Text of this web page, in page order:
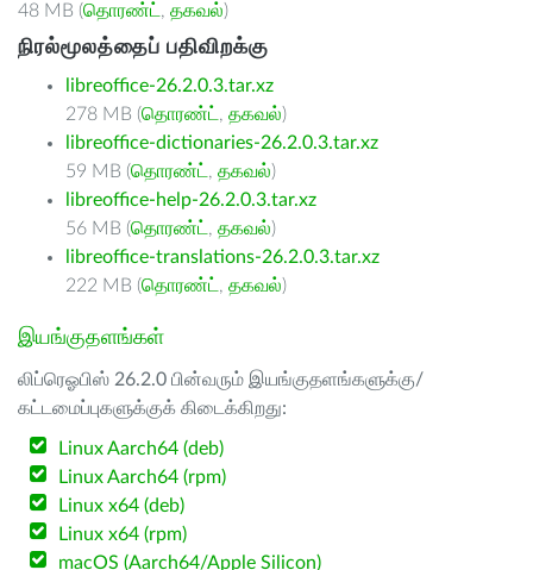
48 MB (தொரண்ட் , தகவல்)
நிரல்மூலத்தைப் பதிவிறக்கு
libreoffice-26.2.0.3.tar.xz
278 MB (தொரண்ட் , தகவல்)
libreoffice-dictionaries-26.2.0.3.tar.xz
59 MB (தொரண்ட் , தகவல்)
libreoffice-help-26.2.0.3.tar.xz
56 MB (தொரண்ட் , தகவல்)
libreoffice-translations-26.2.0.3.tar.xz
222 MB (தொரண்ட் , தகவல்)
இயங்குதளங்கள்
லிப்ரெஓபிஸ் 26.2.0 பின்வரும் இயங்குதளங்களுக்கு/
கட்டமைப்புகளுக்குக் கிடைக்கிறது:
Linux Aarch64 (deb)
Linux Aarch64 (rpm)
Linux x64 (deb)
Linux x64 (rpm)
macOS (Aarch64/Apple Silicon)